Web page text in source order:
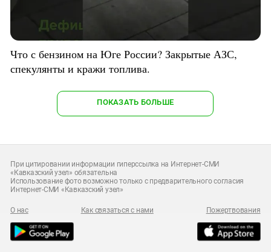
Что с бензином на Юге России? Закрытые АЗС,
спекулянты и кражи топлива.
ПОКАЗАТЬ БОЛЬШЕ
При цитировании информации гиперссылка на Интернет-СМИ
«Кавказский узел» обязательна
Использование фото возможно только с предварительного согласия
Интернет-СМИ «Кавказский узел»
О нас Как связаться с нами Пожертвования